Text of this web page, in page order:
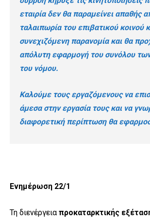
εταιρία δεν θα παραμείνει απαθής
ταλαιπωρία του επιβατικού κοινού
συνεχιζόμενη παρανομία και θα
απόλυτη εφαρμογή του συνόλου
του νόμου.
Καλούμε τους εργαζόμενους να
άμεσα στην εργασία τους και να
διαφορετική περίπτωση θα
Ενημέρωση 22/1
Τη διενέργειαπροκαταρκτικής